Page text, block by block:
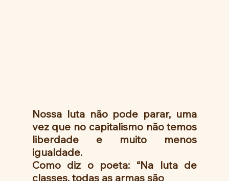
Nossa luta não pode parar, uma
vez que no capitalismo não temos
liberdade e muito menos
igualdade.
Como diz o poeta: “Na luta de
classes, todas as armas são